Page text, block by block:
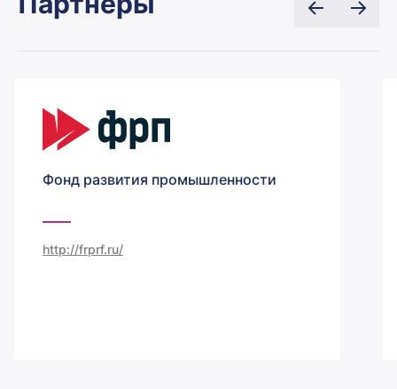
Фонд развития промышленности
http://frprf.ru/